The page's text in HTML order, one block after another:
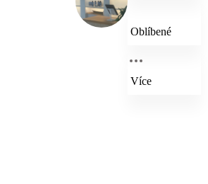
Oblíbené
Více